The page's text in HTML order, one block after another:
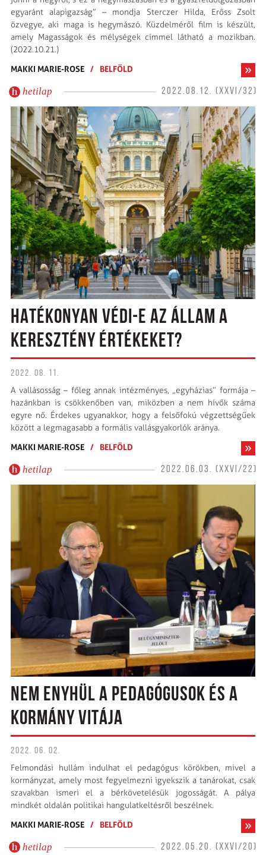
egyaránt alapigazság” – mondja Sterczer Hilda, Erőss Zsolt
özvegye, aki maga is hegymászó. Küzdelméről film is készült,
amely Magasságok és mélységek címmel látható a mozikban.
(2022.10.21.)
MAKKI MARIE-ROSE / BELFÖLD
hetilap 2022.08.12. (XXVI/32)
HATÉKONYAN VÉDI-E AZ ÁLLAM A
KERESZTÉNY ÉRTÉKEKET?
2022. 08. 11.
A vallásosság – főleg annak intézményes, „egyházias” formája –
hazánkban is csökkenőben van, miközben a nem hívők száma
egyre nő. Érdekes ugyanakkor, hogy a felsőfokú végzettségűek
között a legmagasabb a formális vallásgyakorlók aránya.
MAKKI MARIE-ROSE / BELFÖLD
hetilap 2022.06.03. (XXVI/22)
NEM ENYHÜL A PEDAGÓGUSOK ÉS A
KORMÁNY VITÁJA
2022. 06. 02.
Felmondási hullám indulhat el pedagógus körökben, mivel a
kormányzat, amely most fegyelmezni igyekszik a tanárokat, csak
szavakban ismeri el a bérkövetelésük jogosságát. A pálya
mindkét oldalán politikai hangulatkeltésről beszélnek.
MAKKI MARIE-ROSE / BELFÖLD
hetilap 2022.05.20. (XXVI/20)